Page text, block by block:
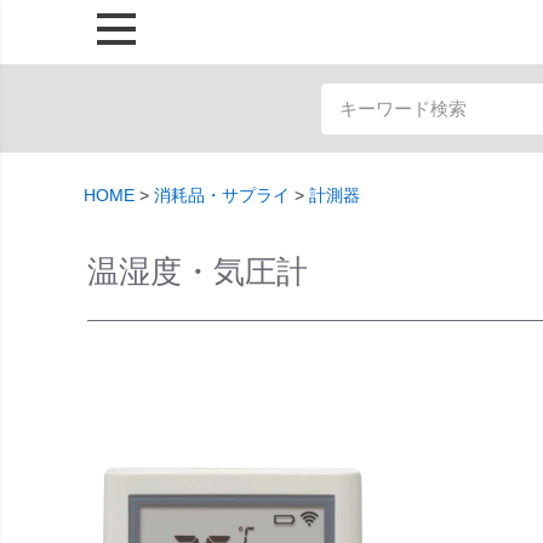
HOME 消耗品・サプライ 計測器
温湿度・気圧計